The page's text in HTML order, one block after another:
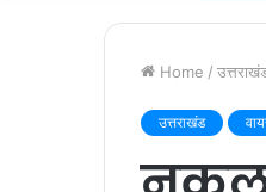
Home /
उत्तराखंड